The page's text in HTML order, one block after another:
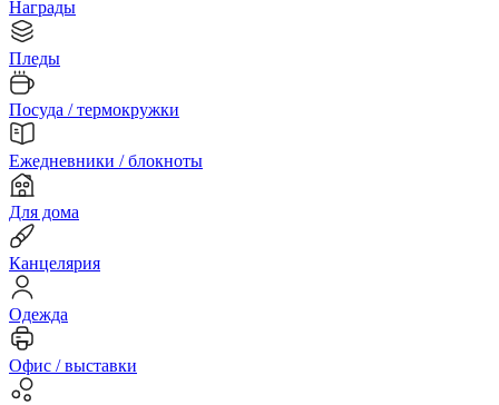
Награды
Пледы
Посуда / термокружки
Ежедневники / блокноты
Для дома
Канцелярия
Одежда
Офис / выставки